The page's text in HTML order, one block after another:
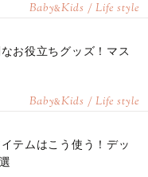
Baby&Kids / Life style
お役立ちグッズ！マス
Baby&Kids / Life style
テムはこう使う！デッ